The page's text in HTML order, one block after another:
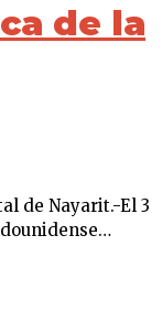
de la
de Nayarit.-El 3